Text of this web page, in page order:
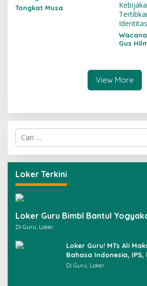
Tongkat Musa
Gus
View More
C
i
u
n
t
u
:
Loker Terkini
Loker Guru Bimbl Bantul
Di Guru, Loker
Loker Guru! MTs Ali
Bahasa Indonesia, IPS,
Di Guru, Loker